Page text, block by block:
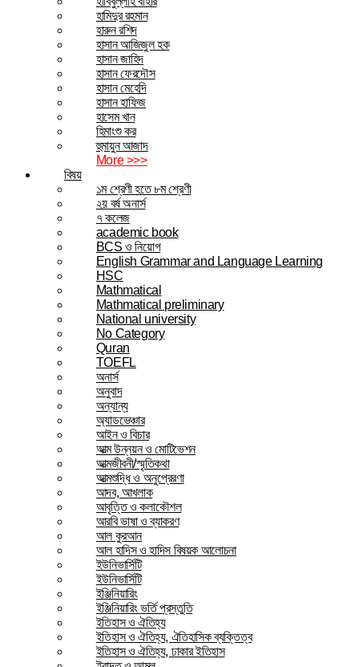
হামিদুর রহমান
হারুন রশিদ
হাসান আজিজুল হক
হাসান জাহিদ
হাসান ফেরদৌস
হাসান মেহেদি
হাসান হাফিজ
হাসেম খান
হিমাংশু কর
হুমায়ুন আজাদ
More >>>
বিষয়
১ম শ্রেণী হতে ৮ম শ্রেণী
২য় বর্ষ অনার্স
৭ কলেজ
academic book
BCS ও নিয়োগ
English Grammar and Language Learning
HSC
Mathmatical
Mathmatical preliminary
National university
No Category
Quran
TOEFL
অনার্স
অনুবাদ
অন্যান্য
অ্যাডভেঞ্চার
আইন ও বিচার
আত্ম উন্নয়ন ও মোটিভেশন
আত্মজীবনী/স্মৃতিকথা
আত্মশুদ্ধি ও অনুপ্রেরণা
আদব, আখলাক
আবৃত্তি ও কলাকৌশল
আরবি ভাষা ও ব্যাকরণ
আল কুরআন
আল হাদিস ও হাদিস বিষয়ক আলোচনা
ইউনিভার্সিটি
ইউনিভার্সিটি
ইঞ্জিনিয়ারিং
ইঞ্জিনিয়ারিং ভর্তি প্রস্তুতি
ইতিহাস ও ঐতিহ্য
ইতিহাস ও ঐতিহ্য, ঐতিহাসিক ব্যক্তিত্ব
ইতিহাস ও ঐতিহ্য, ঢাকার ইতিহাস